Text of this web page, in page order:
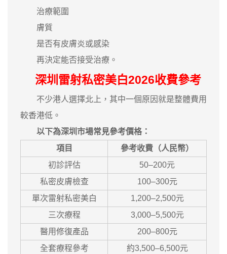
治療範圍
膚質
是否有皮膚炎或感染
再決定能否接受治療。
深圳雷射私密美白2026收費參考
不少港人選擇北上，其中一個原因就是整體費用
較香港低。
以下為深圳市場常見參考價格：
項目
參考收費（人民幣）
初診評估
50–200元
私密皮膚檢查
100–300元
單次雷射私密美白
1,200–2,500元
三次療程
3,000–5,500元
醫用修復產品
200–800元
全套療程參考
約3,500–6,500元